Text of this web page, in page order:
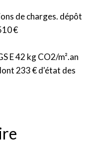
de charges. dépôt
€
E 42 kg CO2/m².an
233 € d'état des